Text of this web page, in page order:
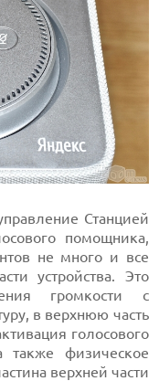
Станцией
помощника,
не много и все
устройства. Это
громкости с
в верхнюю часть
голосового
также физическое
верхней части